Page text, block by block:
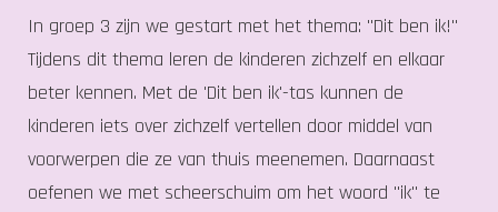
In groep 3 zijn we gestart met het thema: "Dit ben ik!"
Tijdens dit thema leren de kinderen zichzelf en elkaar
beter kennen. Met de 'Dit ben ik'-tas kunnen de
kinderen iets over zichzelf vertellen door middel van
voorwerpen die ze van thuis meenemen. Daarnaast
oefenen we met scheerschuim om het woord "ik" te